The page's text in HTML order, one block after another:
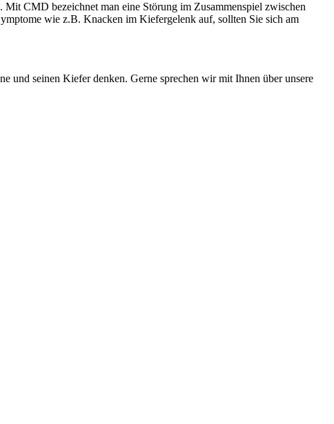
CMD bezeichnet man eine Störung im Zusammenspiel zwischen
wie z.B. Knacken im Kiefergelenk auf, sollten Sie sich am
und seinen Kiefer denken. Gerne sprechen wir mit Ihnen über unsere